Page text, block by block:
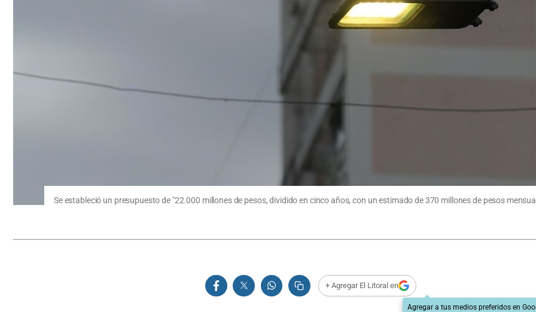
Se estableció un presupuesto de "22.000 millones de pesos, dividido en cinco años, con un estimado de 370 millones de pesos
+ Agregar El Litoral en
Agregar a tus medios preferidos en